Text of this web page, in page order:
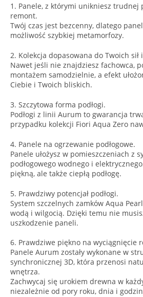
1. Panele, z którymi unikniesz trudnej
remont.
Twój czas jest bezcenny, dlatego
możliwość szybkiej metamorfozy.
2. Kolekcja dopasowana do Twoich sił
Nawet jeśli nie znajdziesz fachowca,
montażem samodzielnie, a efekt
Ciebie i Twoich bliskich.
3. Szczytowa forma podłogi.
Podłogi z linii Aurum to gwarancja
przypadku kolekcji Fiori Aqua Zero
4. Panele na ogrzewanie podłogowe.
Panele ułożysz w pomieszczeniach z
podłogowego wodnego i
piękną, ale także ciepłą podłogę.
5. Prawdziwy potencjał podłogi.
System szczelnych zamków Aqua
wodą i wilgocią. Dzięki temu nie
uszkodzenie paneli.
6. Prawdziwe piękno na wyciągnięcie
Panele Aurum zostały wykonane w
synchronicznej 3D, która przenosi
wnętrza.
Zachwycaj się urokiem drewna w
niezależnie od pory roku, dnia i